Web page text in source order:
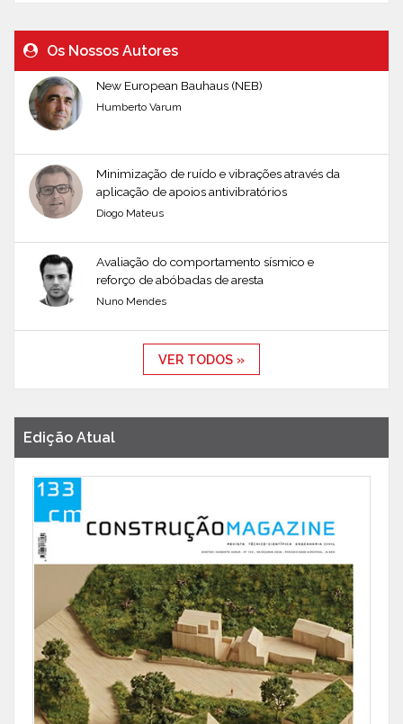
Os Nossos Autores
New European Bauhaus (NEB)
Humberto Varum
Minimização de ruído e vibrações através da
aplicação de apoios antivibratórios
Diogo Mateus
Avaliação do comportamento sísmico e
reforço de abóbadas de aresta
Nuno Mendes
VER TODOS »
Edição Atual